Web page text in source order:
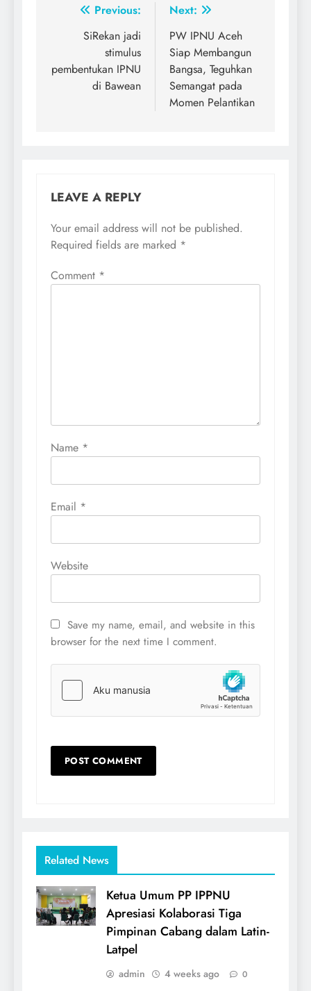
Post
navigation
Previous:
SiRekan jadi
stimulus
pembentukan IPNU
di Bawean
Next:
PW IPNU Aceh
Siap Membangun
Bangsa, Teguhkan
Semangat pada
Momen Pelantikan
LEAVE A REPLY
Your email address will not be published.
Required fields are marked *
Comment *
Name *
Email *
Website
Save my name, email, and website in this
browser for the next time I comment.
Related News
Ketua Umum PP IPPNU
Apresiasi Kolaborasi Tiga
Pimpinan Cabang dalam Latin-
Latpel
admin 4 weeks ago 0